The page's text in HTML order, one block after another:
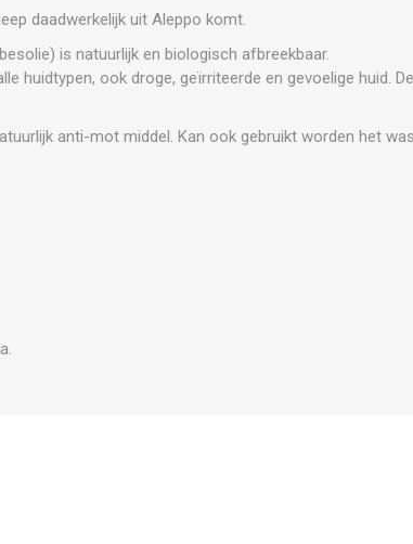
daadwerkelijk uit Aleppo komt.
is natuurlijk en biologisch afbreekbaar.
huidtypen, ook droge, geïrriteerde en gevoelige huid.
anti-mot middel. Kan ook gebruikt worden het